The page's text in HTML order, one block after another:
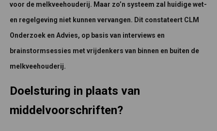
voor de melkveehouderij. Maar zo’n systeem zal huidige wet-
en regelgeving niet kunnen vervangen. Dit constateert CLM
Onderzoek en Advies, op basis van interviews en
brainstormsessies met vrijdenkers van binnen en buiten de
melkveehouderij.
Doelsturing in plaats van
middelvoorschriften?